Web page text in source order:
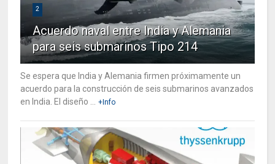
2
Acuerdo naval entre India y Alemania
para seis submarinos Tipo 214
Se espera que India y Alemania firmen próximamente un
acuerdo para la construcción de seis submarinos avanzados
en India. El diseño ... +Info